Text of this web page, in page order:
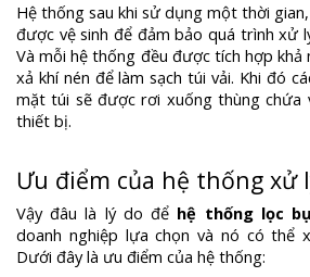
Hệ thống sau khi sử dụng một thời
được vệ sinh để đảm bảo quá trình xử
Và mỗi hệ thống đều được tích hợp khả
xả khí nén để làm sạch túi vải. Khi đó
mặt túi sẽ được rơi xuống thùng chứa
thiết bị.
Ưu điểm của hệ thống xử
Vậy đâu là lý do để hệ thống lọc
doanh nghiệp lựa chọn và nó có thể
Dưới đây là ưu điểm của hệ thống: